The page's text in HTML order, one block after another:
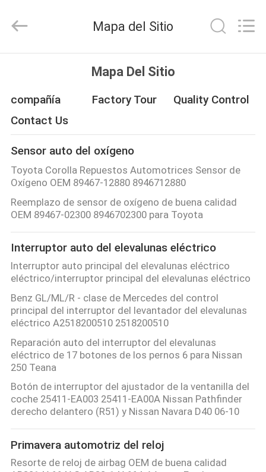
PRODUCTOS
SOBRE
NOSOTROS
VIAJE
DE
LA
FÁBRICA
CONTROL
DE
CALIDAD
CONTÁCTENOS
PIDA
UNA
CITA
Parts
Rights
Mapa del Sitio
Mapa Del Sitio
compañía Factory Tour
Quality Control
Contact Us
Sensor auto del oxígeno
Toyota Corolla Repuestos Automotrices Sensor de
Oxígeno OEM 89467-12880 8946712880
Reemplazo de sensor de oxígeno de buena calidad
OEM 89467-02300 8946702300 para Toyota
Interruptor auto del elevalunas eléctrico
Interruptor auto principal del elevalunas eléctrico
eléctrico/interruptor principal del elevalunas eléctrico
Benz GL/ML/R - clase de Mercedes del control
principal del interruptor del levantador del elevalunas
eléctrico A2518200510 2518200510
Reparación auto del interruptor del elevalunas
eléctrico de 17 botones de los pernos 6 para Nissan
250 Teana
Botón de interruptor del ajustador de la ventanilla del
coche 25411-EA003 25411-EA00A Nissan Pathfinder
derecho delantero (R51) y Nissan Navara D40 06-10
Primavera automotriz del reloj
Resorte de reloj de airbag OEM de buena calidad